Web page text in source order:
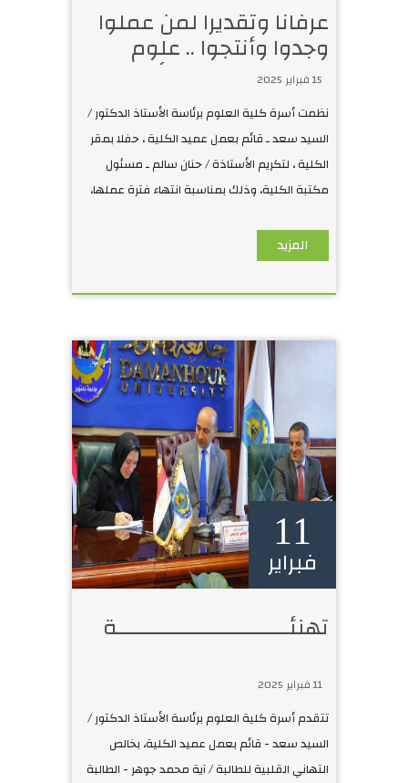
عرفانا وتقديرا لمن عملوا
وجدوا وأنتجوا .. علوم
دمنهور تكرم مسئول
المكتبة لبلوغها سن
الكمال
15 فبراير 2025
نظمت أسرة كلية العلوم برئاسة الأستاذ الدكتور /
السيد سعد ـ قائم بعمل عميد الكلية ، حفلا بمقر
الكلية ، لتكريم الأستاذة / حنان سالم ـ مسئول
مكتبة الكلية، وذلك بمناسبة انتهاء فترة عملها،
المزيد
11
فبراير
تهنئـــــــــــــــــــــــــــة
11 فبراير 2025
تتقدم أسرة كلية العلوم برئاسة الأستاذ الدكتور /
السيد سعد - قائم بعمل عميد الكلية، بخالص
التهاني القلبية للطالبة / آية محمد جوهر - الطالبة